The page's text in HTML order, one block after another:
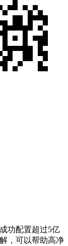
功配置超过5亿
，可以帮助高净